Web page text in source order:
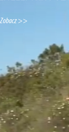
Zobacz >>